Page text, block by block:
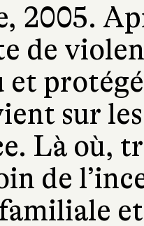
2005.
de
et
sur
Là où,
de